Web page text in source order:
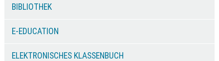
BIBLIOTHEK
E-EDUCATION
ELEKTRONISCHES KLASSENBUCH